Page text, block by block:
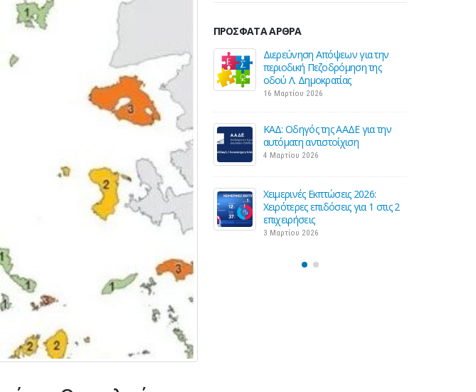
ΠΡΌΣΦΑΤΑ ΆΡΘΡΑ
της
Διερεύνηση Απόψεων για την
περιοδική Πεζοδρόμηση της
οδού Λ. Δημοκρατίας
16 Μαρτίου 2026
ΚΑΔ: Οδηγός της ΑΑΔΕ για την
αυτόματη αντιστοίχιση
Χειμερινές Εκπτώσεις 2026:
Χειρότερες επιδόσεις για 1 στις 2
επιχειρήσεις
Σε λειτουργία το νέο Helpdesk της
ΕΣΕΕ με κορυφαίους επιστήμονες
για την υποστήριξη των
εμπορικών επιχειρήσεων
Παράταση της υποχρεωτικής
έναρξης της ηλεκτρονικής
Προς μείωση της προκαταβολής
φόρου για επαγγελματίες και